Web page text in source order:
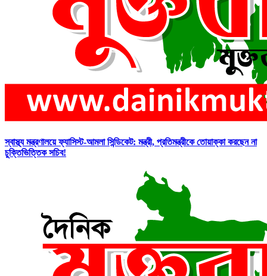
স্বাস্থ্য মন্ত্রণালয়ে ফ্যাসিস্ট-আমলা সিন্ডিকেট: মন্ত্রী, প্রতিমন্ত্রীকে তোয়াক্কা করছেন না
চুক্তিভিত্তিক সচিব!